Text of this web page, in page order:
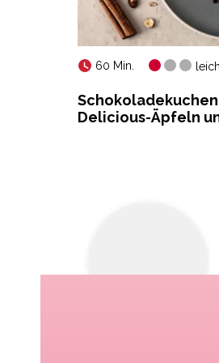
60 Min.
Delicious-Äpfeln